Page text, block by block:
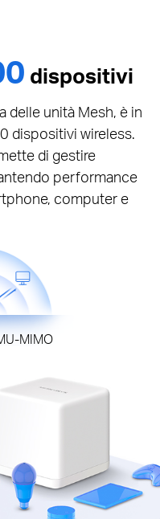
dispositivi
delle unità Mesh, è in
dispositivi wireless.
di gestire
performance
computer e
MIMO